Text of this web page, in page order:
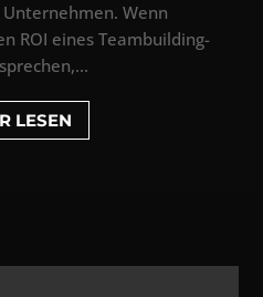
Wenn
ROI eines Teambuilding-
LESEN